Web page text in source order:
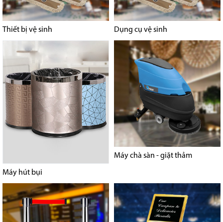
Thiết bị vệ sinh Dụng cụ vệ sinh
Máy hút bụi
Máy chà sàn - giặt thảm